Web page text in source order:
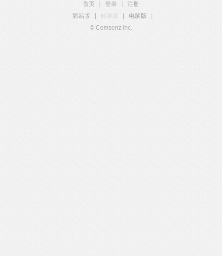
首页 登录
注册
简易版
触屏版 电脑版
© Comsenz Inc.